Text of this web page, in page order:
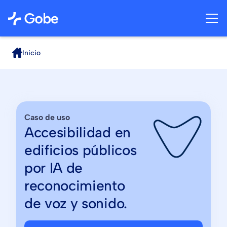
Inicio
Caso de uso
Accesibilidad en
edificios públicos
por IA de
reconocimiento
de voz y sonido.